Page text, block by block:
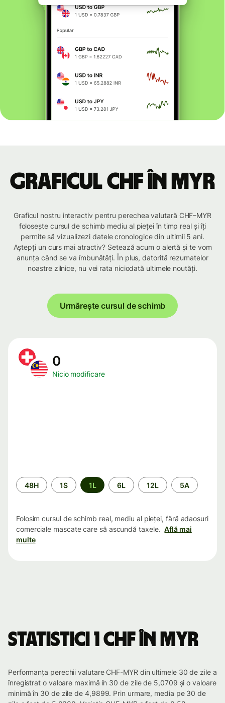
Graficul CHF în MYR
Graficul nostru interactiv pentru perechea valutară CHF–MYR
folosește cursul de schimb mediu al pieței în timp real și îți
permite să vizualizezi datele cronologice din ultimii 5 ani.
Aștepți un curs mai atractiv? Setează acum o alertă și te vom
anunța când se va îmbunătăți. În plus, datorită rezumatelor
noastre zilnice, nu vei rata niciodată ultimele noutăți.
Urmărește cursul de schimb
0
Nicio modificare
Perioada
48H 1S 1L 6L 12L 5A
Folosim cursul de schimb real, mediu al pieței, fără adaosuri
comerciale mascate care să ascundă taxele. Află mai
multe
Statistici 1 CHF în MYR
Performanța perechii valutare CHF-MYR din ultimele 30 de zile a
înregistrat o valoare maximă în 30 de zile de 5,0709 și o valoare
minimă în 30 de zile de 4,9899. Prin urmare, media pe 30 de